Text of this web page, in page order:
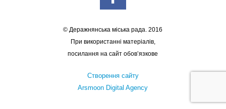
© Деражнянська міська рада. 2016
При використанні матеріалів,
посилання на сайт обов’язкове
Створення сайту
Arsmoon Digital Agency